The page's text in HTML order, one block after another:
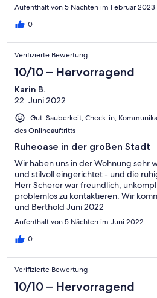
Aufenthalt, Danke.
Aufenthalt von 5 Nächten im Februar 2023
0
Verifizierte Bewertung
10/10 – Hervorragend
Karin B.
22. Juni 2022
Gut: Sauberkeit, Check-in,
des Onlineauftritts
Ruheoase in der großen Stadt
Wir haben uns in der Wohnung sehr
und stilvoll eingerichtet - und die
Herr Scherer war freundlich,
problemlos zu kontaktieren. Wir
und Berthold Juni 2022
Aufenthalt von 5 Nächten im Juni 2022
0
Verifizierte Bewertung
10/10 – Hervorragend